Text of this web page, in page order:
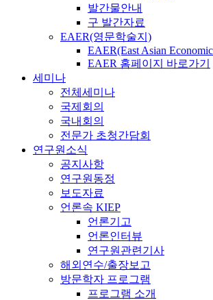
발간물안내
구 발간자료
EAER(영문학술지)
EAER(East Asian
EAER 홈페이지 바로가기
세미나
전체세미나
국제회의
국내회의
전문가 초청간담회
연구원소식
공지사항
연구원동정
보도자료
언론속 KIEP
언론기고
언론인터뷰
연구원관련기사
해외연수/출장보고
방문학자 프로그램
프로그램 소개